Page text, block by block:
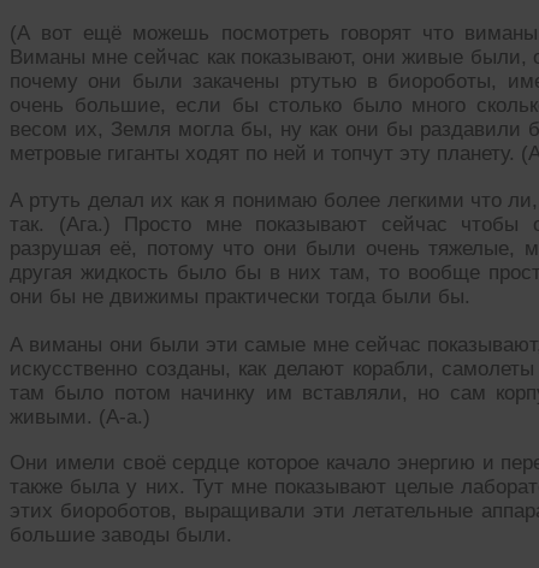
(А вот ещё можешь посмотреть говорят что
Виманы мне сейчас как показывают, они живые
почему они были закачены ртутью в биороботы,
очень большие, если бы столько было много
весом их, Земля могла бы, ну как они бы раздавили
метровые гиганты ходят по ней и топчут эту планету.
А ртуть делал их как я понимаю более легкими что
так. (Ага.) Просто мне показывают сейчас чтобы
разрушая её, потому что они были очень тяжелые,
другая жидкость было бы в них там, то вообще
они бы не движимы практически тогда были бы.
А виманы они были эти самые мне сейчас
искусственно созданы, как делают корабли,
там было потом начинку им вставляли, но сам
живыми. (А-а.)
Они имели своё сердце которое качало энергию и
также была у них. Тут мне показывают целые
этих биороботов, выращивали эти летательные
большие заводы были.